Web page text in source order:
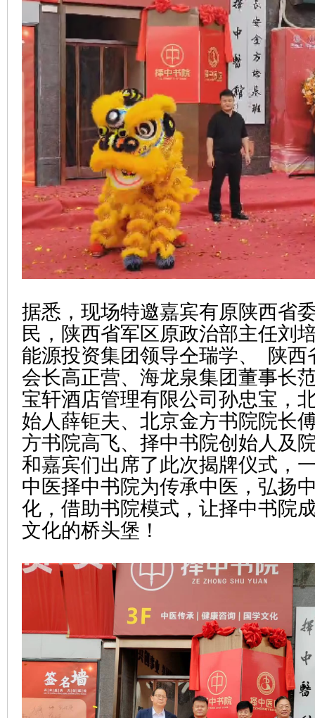
据悉，现场特邀嘉宾有原陕西省
民，陕西省军区原政治部主任刘
能源投资集团领导仝瑞学、 陕西
会长高正营、海龙泉集团董事长
宝轩酒店管理有限公司孙忠宝，
始人薛钜夫、北京金方书院院长
方书院高飞、择中书院创始人及
和嘉宾们出席了此次揭牌仪式，
中医择中书院为传承中医，弘扬
化，借助书院模式，让择中书院
文化的桥头堡！